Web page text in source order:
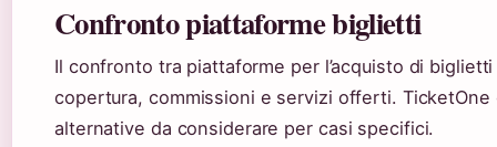
Confronto piattaforme biglietti
Il confronto tra piattaforme per l’acquisto di
copertura, commissioni e servizi offerti.
alternative da considerare per casi specifici.